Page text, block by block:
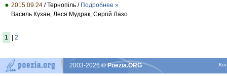
2015.09.24 / Тернопіль / Подробнее »
Василь Кузан, Леся Мудрак, Сергій Лазо
1 2
2003-2026© Poezia.ORG